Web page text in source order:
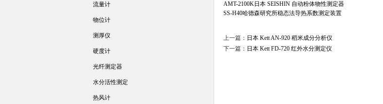
AMT-2100K日本 SEISHIN 自动粉体物性测定器
SS-H40哈德森研究所稳态法导热系数测定装置
上一篇： 日本 Kett AN-920 稻米成分分析仪
下一篇： 日本 Kett FD-720 红外水分测定仪
流量计
物位计
测厚仪
硬度计
光纤测定器
水分活性测定
热风计